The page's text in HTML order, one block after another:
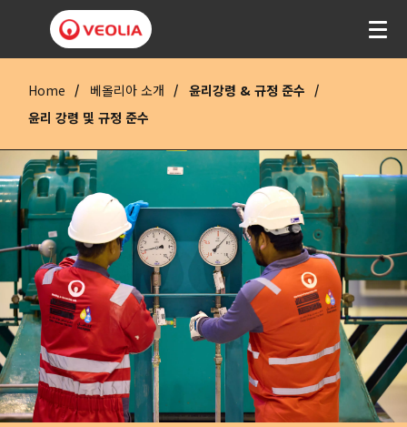
Home 베올리아 소개
윤리강령 & 규정 준수
윤리 강령 및 규정 준수